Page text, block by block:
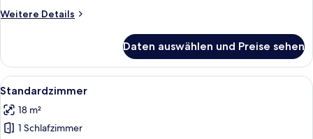
(Wheelchair)
Weitere Details
Weitere
1
Queen-
Bett,
(Wheelchair)
Daten auswählen und Preise sehen
Alle
Fotos
für
Standardzimmer
Ein ordentlich bezogenes Bett mit
4
Standardzimmer
18 m²
1 Schlafzimmer